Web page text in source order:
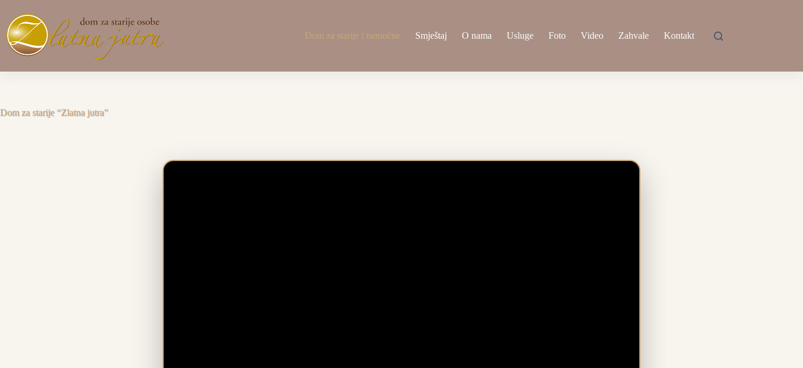
sadržaj
Dom za starije i nemoćne
Smještaj O nama Usluge Foto Video Zahvale Kontakt
Dom za starije “Zlatna jutra”